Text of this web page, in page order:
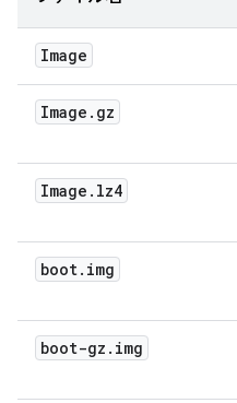
Image
Image . gz
Image . lz4
boot. img
boot-gz . img